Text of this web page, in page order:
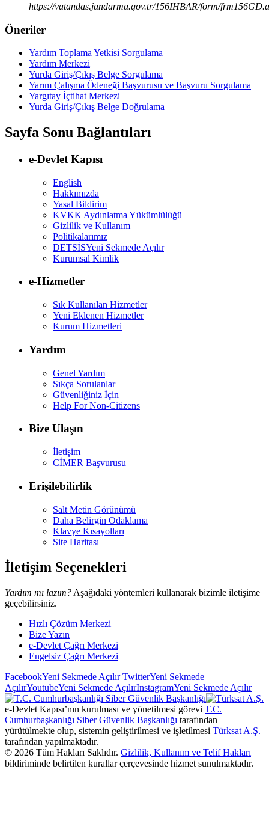
https://vatandas.jandarma.gov.tr/156IHBAR/form/
Öneriler
Yardım Toplama Yetkisi Sorgulama
Yardım Merkezi
Yurda Giriş/Çıkış Belge Sorgulama
Yarım Çalışma Ödeneği Başvurusu ve Başvuru Sorgulama
Yargıtay İçtihat Merkezi
Yurda Giriş/Çıkış Belge Doğrulama
Sayfa Sonu Bağlantıları
e-Devlet Kapısı
English
Hakkımızda
Yasal Bildirim
KVKK Aydınlatma Yükümlülüğü
Gizlilik ve Kullanım
Politikalarımız
DETSİSYeni Sekmede Açılır
Kurumsal Kimlik
e-Hizmetler
Sık Kullanılan Hizmetler
Yeni Eklenen Hizmetler
Kurum Hizmetleri
Yardım
Genel Yardım
Sıkça Sorulanlar
Güvenliğiniz İçin
Help For Non-Citizens
Bize Ulaşın
İletişim
CİMER Başvurusu
Erişilebilirlik
Salt Metin Görünümü
Daha Belirgin Odaklama
Klavye Kısayolları
Site Haritası
İletişim Seçenekleri
Yardım mı lazım? Aşağıdaki yöntemleri kullanarak bizimle iletişime
geçebilirsiniz.
Hızlı Çözüm Merkezi
Bize Yazın
e-Devlet Çağrı Merkezi
Engelsiz Çağrı Merkezi
FacebookYeni Sekmede AçılırTwitterYeni Sekmede
AçılırYoutubeYeni Sekmede AçılırInstagramYeni Sekmede Açılır
e-Devlet Kapısı’nın kurulması ve yönetilmesi görevi T.C.
Cumhurbaşkanlığı Siber Güvenlik Başkanlığı tarafından
yürütülmekte olup, sistemin geliştirilmesi ve işletilmesi Türksat A.Ş.
tarafından yapılmaktadır.
© 2026 Tüm Hakları Saklıdır. Gizlilik, Kullanım ve Telif Hakları
bildiriminde belirtilen kurallar çerçevesinde hizmet sunulmaktadır.